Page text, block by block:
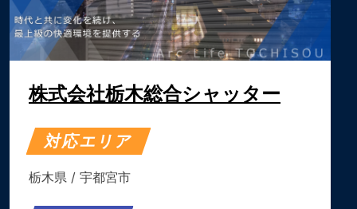
株式会社栃木総合シャッター
対応エリア
栃木県 / 宇都宮市